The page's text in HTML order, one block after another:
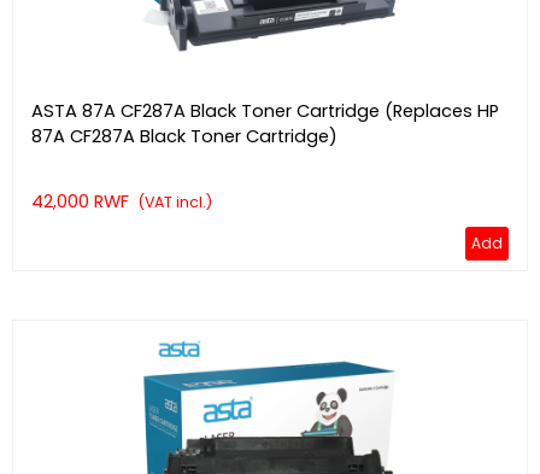
ASTA 87A CF287A Black Toner Cartridge (Replaces HP
87A CF287A Black Toner Cartridge)
42,000 RWF (VAT incl.)
Add